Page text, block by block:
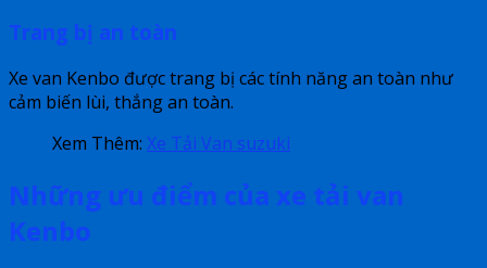
Trang bị an toàn
Xe van Kenbo được trang bị các tính năng an toàn như
cảm biến lùi, thắng an toàn.
Xem Thêm: Xe Tải Van suzuki
Những ưu điểm của xe tải van
Kenbo